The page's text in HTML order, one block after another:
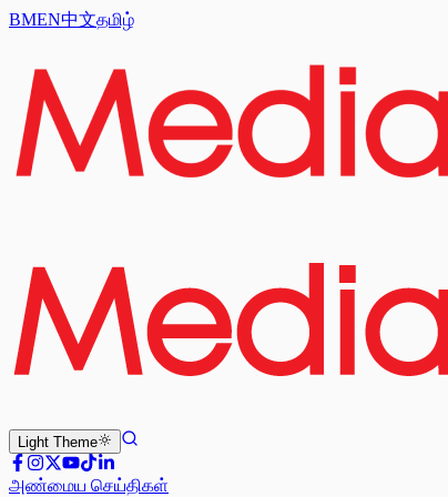
BMEN中文தமிழ்
Light Theme
அண்மைய செய்திகள்